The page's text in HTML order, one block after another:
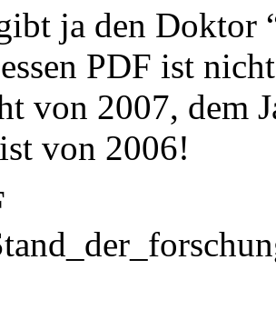
ja den Doktor
PDF ist
von 2007, dem
von 2006!